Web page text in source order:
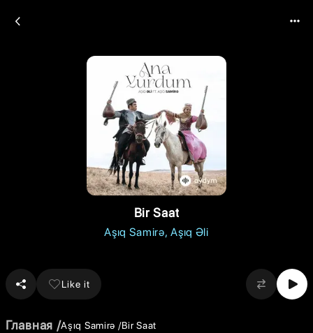
Bir Saat
Aşıq Samirə Aşıq Əli
Like it
Главная Aşıq Samirə Bir Saat